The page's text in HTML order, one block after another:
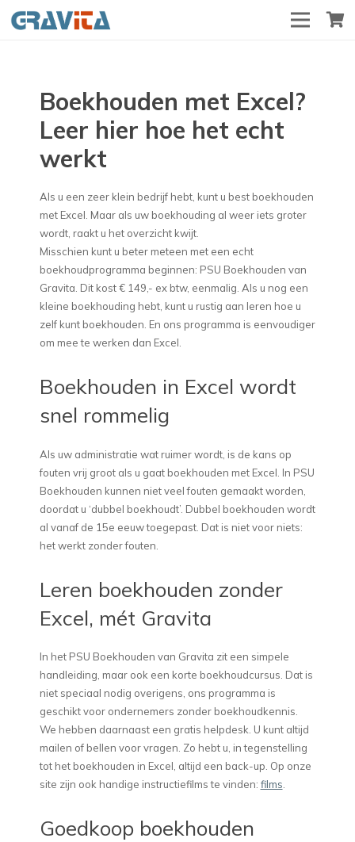
Boekhouden met Excel?
Leer hier hoe het echt
werkt
Als u een zeer klein bedrijf hebt, kunt u best boekhouden
met Excel. Maar als uw boekhouding al weer iets groter
wordt, raakt u het overzicht kwijt.
Misschien kunt u beter meteen met een echt
boekhoudprogramma beginnen: PSU Boekhouden van
Gravita. Dit kost € 149,- ex btw, eenmalig. Als u nog een
kleine boekhouding hebt, kunt u rustig aan leren hoe u
zelf kunt boekhouden. En ons programma is eenvoudiger
om mee te werken dan Excel.
Boekhouden in Excel wordt
snel rommelig
Als uw administratie wat ruimer wordt, is de kans op
fouten vrij groot als u gaat boekhouden met Excel. In PSU
Boekhouden kunnen niet veel fouten gemaakt worden,
doordat u ‘dubbel boekhoudt’. Dubbel boekhouden wordt
al vanaf de 15e eeuw toegepast. Dat is niet voor niets:
het werkt zonder fouten.
Leren boekhouden zonder
Excel, mét Gravita
In het PSU Boekhouden van Gravita zit een simpele
handleiding, maar ook een korte boekhoudcursus. Dat is
niet speciaal nodig overigens, ons programma is
geschikt voor ondernemers zonder boekhoudkennis.
We hebben daarnaast een gratis helpdesk. U kunt altijd
mailen of bellen voor vragen. Zo hebt u, in tegenstelling
tot het boekhouden in Excel, altijd een back-up. Op onze
site zijn ook handige instructiefilms te vinden: films
Goedkoop boekhouden